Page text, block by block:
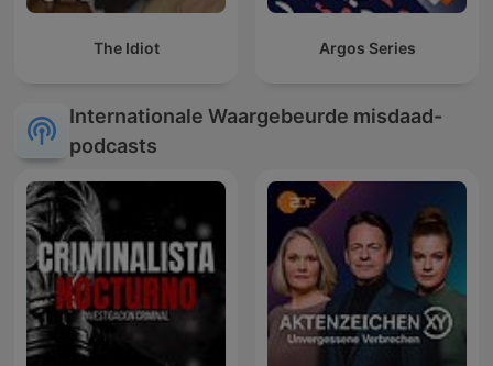
The Idiot Argos Series
Internationale Waargebeurde misdaad-
podcasts